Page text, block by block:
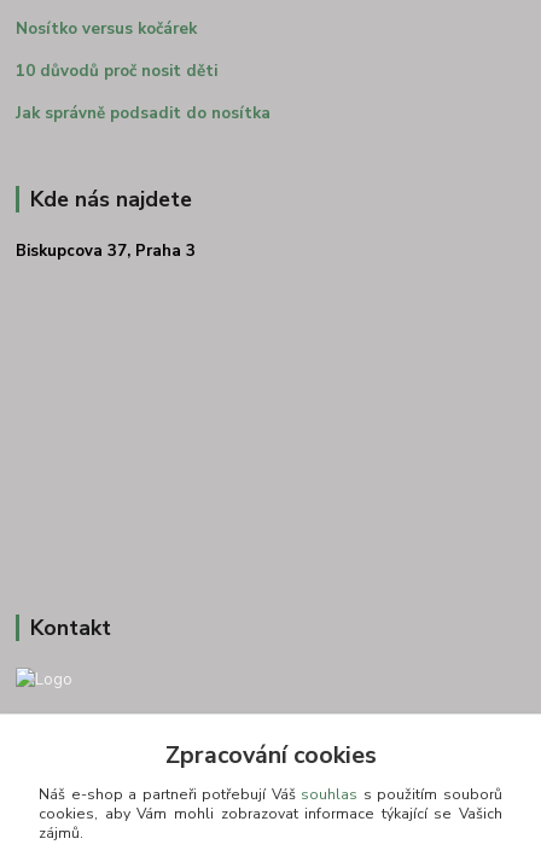
Nosítko versus kočárek
10 důvodů proč nosit děti
Jak správně podsadit do nosítka
Kde nás najdete
Biskupcova 37, Praha 3
Kontakt
+420 775693830
Otevírací doba: PO-PÁ: 9:00-16:00 NUTNÁ REZERVACE
info@zkusnositko.cz
Zpracování cookies
Náš e-shop a partneři potřebují Váš souhlas s použitím souborů
cookies, aby Vám mohli zobrazovat informace týkající se Vašich
zájmů.